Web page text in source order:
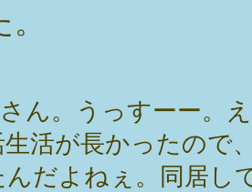
ん。うっすーー。
生活が長かったので
んだよねぇ。同居し